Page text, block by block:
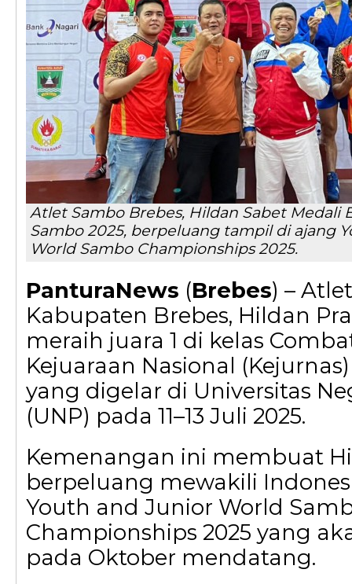
Atlet Sambo Brebes, Hildan Sabet Medali
Sambo 2025, berpeluang tampil di ajang
World Sambo Championships 2025.
PanturaNews (Brebes) –
Kabupaten Brebes, Hildan
meraih juara 1 di kelas
Kejuaraan Nasional
yang digelar di Universitas
(UNP) pada 11–13 Juli 2025.
Kemenangan ini membuat
berpeluang mewakili
Youth and Junior World
Championships 2025 yang
pada Oktober mendatang.